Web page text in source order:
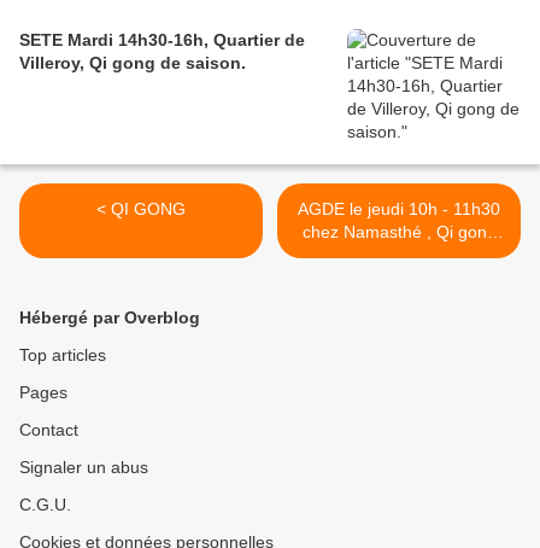
SETE Mardi 14h30-16h, Quartier de
Villeroy, Qi gong de saison.
< QI GONG
AGDE le jeudi 10h - 11h30
chez Namasthé , Qi gong
de saison. >
Hébergé par Overblog
Top articles
Pages
Contact
Signaler un abus
C.G.U.
Cookies et données personnelles